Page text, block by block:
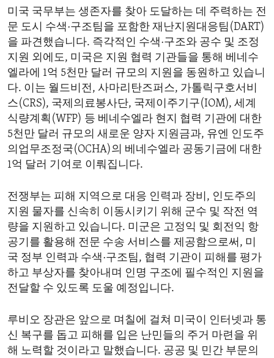
미국 국무부는 생존자를 찾아 도달하는 데 주력하는 전
문 도시 수색·구조팀을 포함한 재난지원대응팀(DART)
을 파견했습니다. 즉각적인 수색·구조와 공수 및 조정
지원 외에도, 미국은 지원 협력 기관들을 통해 베네수
엘라에 1억 5천만 달러 규모의 지원을 동원하고 있습니
다. 이는 월드비전, 사마리탄즈퍼스, 가톨릭구호서비
스(CRS), 국제의료봉사단, 국제이주기구(IOM), 세계
식량계획(WFP) 등 베네수엘라 현지 협력 기관에 대한
5천만 달러 규모의 새로운 양자 지원금과, 유엔 인도주
의업무조정국(OCHA)의 베네수엘라 공동기금에 대한
1억 달러 기여로 이뤄집니다.
전쟁부는 피해 지역으로 대응 인력과 장비, 인도주의
지원 물자를 신속히 이동시키기 위해 군수 및 작전 역
량을 지원하고 있습니다. 미군은 고정익 및 회전익 항
공기를 활용해 전문 수송 서비스를 제공함으로써, 미
국 정부 인력과 수색·구조팀, 협력 기관이 피해를 평가
하고 부상자를 찾아내며 인명 구조에 필수적인 지원을
전달할 수 있도록 도울 예정입니다.
루비오 장관은 앞으로 며칠에 걸쳐 미국이 인터넷과 통
신 복구를 돕고 피해를 입은 난민들의 주거 마련을 위
해 노력할 것이라고 말했습니다. 공공 및 민간 부문의